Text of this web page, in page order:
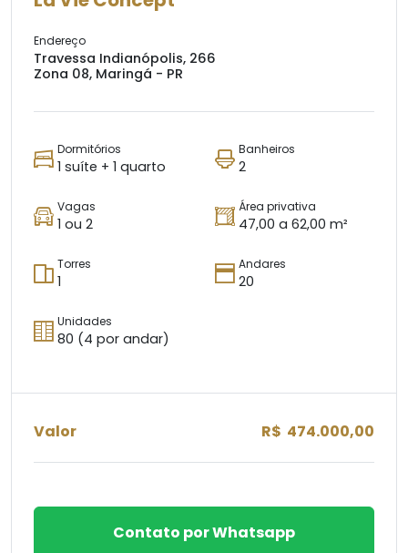
Endereço
Travessa Indianópolis, 266
Zona 08, Maringá - PR
Dormitórios
1 suíte + 1 quarto
Banheiros
2
Vagas
1 ou 2
Área privativa
47,00 a 62,00 m²
Torres
1
Andares
20
Unidades
80 (4 por andar)
Valor R$ 474.000,00
Contato por Whatsapp